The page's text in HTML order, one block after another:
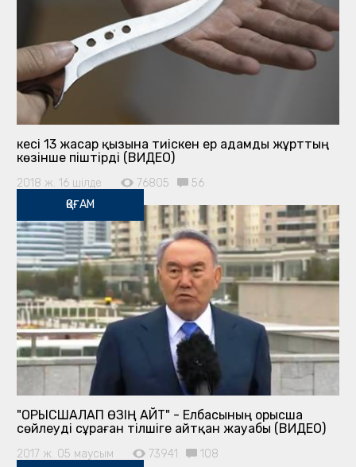
Әкесі 13 жасар қызына тиіскен ер адамды жұрттың
көзінше піштірді (ВИДЕО)
2018 ж. 16 шілде 76805
56
ҚОҒАМ
"ОРЫСШАЛАП ӨЗІҢ АЙТ" - Елбасының орысша
сөйлеуді сұраған тілшіге айтқан жауабы (ВИДЕО)
2017 ж. 05 маусым 73941
108